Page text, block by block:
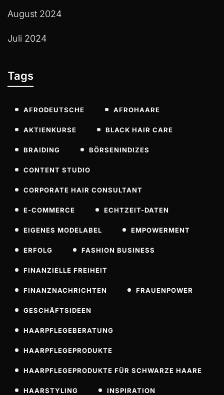
August 2024
Juli 2024
Tags
AFRODEUTSCHE AFROHAARE
AKTIENKURSE BLACK HAIR CARE
BRAIDING BÖRSENINDIZES
CONTENT STUDIO
CORPORATE HAIR CONSULTANT
E-COMMERCE ECHTZEIT-DATEN
EIGENES MODELABEL EMPOWERMENT
ERFOLG FASHION BUSINESS
FINANZIELLE FREIHEIT
FINANZNACHRICHTEN FRAUENPOWER
GESCHÄFTSIDEEN
HAARPFLEGEBERATUNG
HAARPFLEGEPRODUKTE
HAARPFLEGEPRODUKTE FÜR SCHWARZE HAARE
HAARSTYLING INSPIRATION